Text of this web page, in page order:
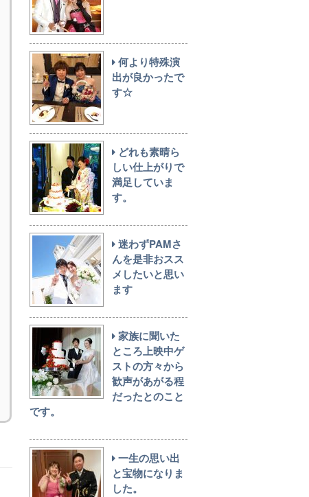
何より特殊演
出が良かったで
す☆
どれも素晴ら
しい仕上がりで
満足していま
す。
迷わずPAMさ
んを是非おスス
メしたいと思い
ます
家族に聞いた
ところ上映中ゲ
ストの方々から
歓声があがる程
だったとのこと
です。
一生の思い出
と宝物になりま
した。